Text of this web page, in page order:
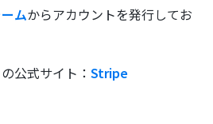
ムからアカウントを発行してお
公式サイト：Stripe